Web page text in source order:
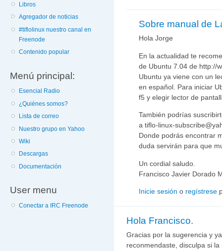
Libros
Agregador de noticias
#tiflolinux nuestro canal en
Freenode
Contenido popular
Menú principal:
Esencial Radio
¿Quiénes somos?
Lista de correo
Nuestro grupo en Yahoo
Wiki
Descargas
Documentación
User menu
Conectar a IRC Freenode
Sobre manual de
Hola Jorge
En la actualidad te
de Ubuntu 7.04 de http://
Ubuntu ya viene con un
en español. Para iniciar
f5 y elegir lector de
También podrías
a tiflo-linux-
Donde podrás encontrar
duda servirán para que
Un cordial saludo.
Francisco Javier Dorado
Inicie sesión o regístrese
Hola Francisco.
Gracias por la sugerencia y
reconmendaste, disculpa si